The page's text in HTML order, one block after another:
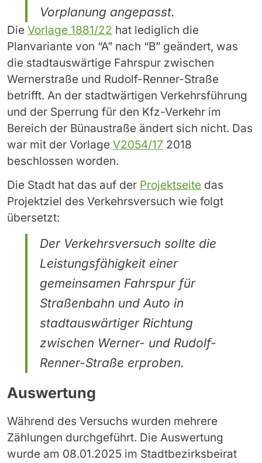
Vorplanung angepasst.
Die Vorlage 1881/22 hat lediglich die
Planvariante von “A” nach “B” geändert, was
die stadtauswärtige Fahrspur zwischen
Wernerstraße und Rudolf-Renner-Straße
betrifft. An der stadtwärtigen Verkehrsführung
und der Sperrung für den Kfz-Verkehr im
Bereich der Bünaustraße ändert sich nicht. Das
war mit der Vorlage V2054/17 2018
beschlossen worden.
Die Stadt hat das auf der Projektseite das
Projektziel des Verkehrsversuch wie folgt
übersetzt:
Der Verkehrsversuch sollte die
Leistungsfähigkeit einer
gemeinsamen Fahrspur für
Straßenbahn und Auto in
stadtauswärtiger Richtung
zwischen Werner- und Rudolf-
Renner-Straße erproben.
Auswertung
Während des Versuchs wurden mehrere
Zählungen durchgeführt. Die Auswertung
wurde am 08.01.2025 im Stadtbezirksbeirat